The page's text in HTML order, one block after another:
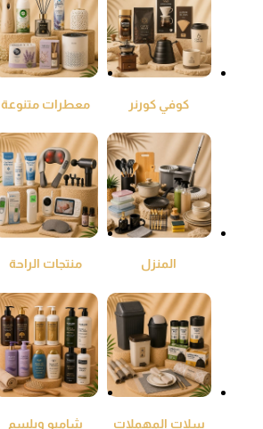
كوفي كورنر
معطرات متنوعة
المنزل
منتجات الراحة
سلات المهملات
شامبو وبلسم